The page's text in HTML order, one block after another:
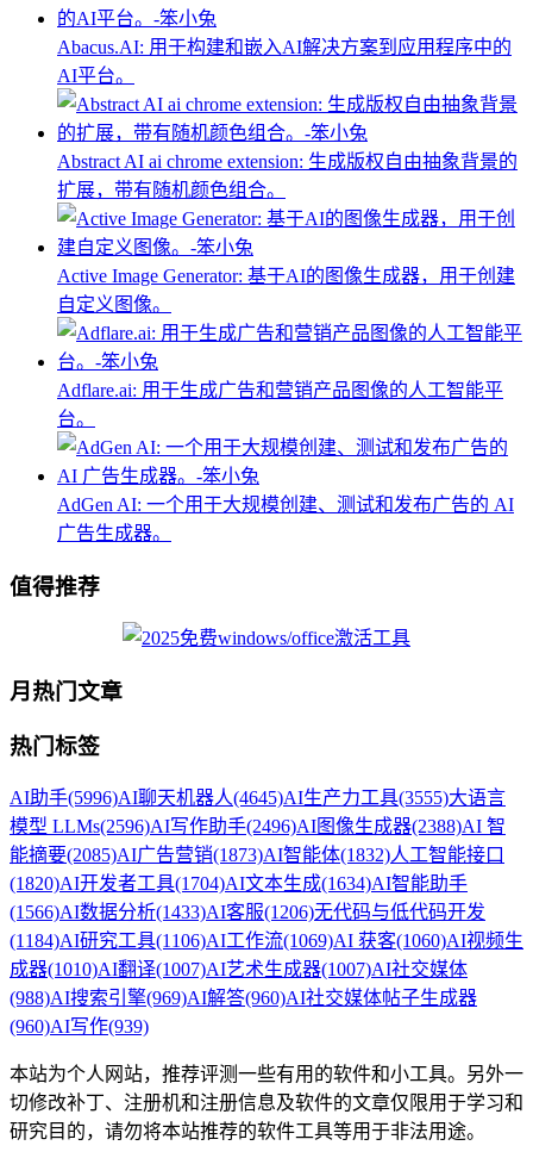
Abacus.AI: 用于构建和嵌入AI解决方案到应用程序中的
AI平台。
Abstract AI ai chrome extension: 生成版权自由抽象背景的
扩展，带有随机颜色组合。
Active Image Generator: 基于AI的图像生成器，用于创建
自定义图像。
Adflare.ai: 用于生成广告和营销产品图像的人工智能平
台。
AdGen AI: 一个用于大规模创建、测试和发布广告的 AI
广告生成器。
值得推荐
月热门文章
热门标签
AI助手(5996)AI聊天机器人(4645)AI生产力工具(3555)大语言
模型 LLMs(2596)AI写作助手(2496)AI图像生成器(2388)AI 智
能摘要(2085)AI广告营销(1873)AI智能体(1832)人工智能接口
(1820)AI开发者工具(1704)AI文本生成(1634)AI智能助手
(1566)AI数据分析(1433)AI客服(1206)无代码与低代码开发
(1184)AI研究工具(1106)AI工作流(1069)AI 获客(1060)AI视频生
成器(1010)AI翻译(1007)AI艺术生成器(1007)AI社交媒体
(988)AI搜索引擎(969)AI解答(960)AI社交媒体帖子生成器
(960)AI写作(939)
本站为个人网站，推荐评测一些有用的软件和小工具。另外一
切修改补丁、注册机和注册信息及软件的文章仅限用于学习和
研究目的，请勿将本站推荐的软件工具等用于非法用途。